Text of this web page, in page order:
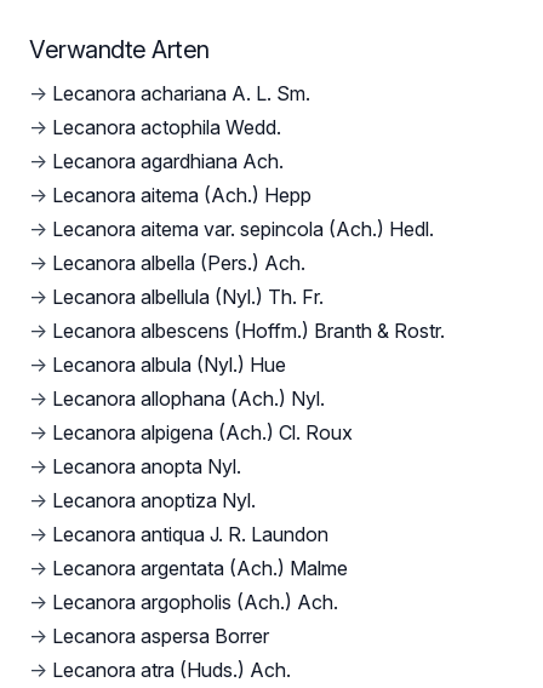
Verwandte Arten
→ Lecanora achariana A. L. Sm.
→ Lecanora actophila Wedd.
→ Lecanora agardhiana Ach.
→ Lecanora aitema (Ach.) Hepp
→ Lecanora aitema var. sepincola (Ach.) Hedl.
→ Lecanora albella (Pers.) Ach.
→ Lecanora albellula (Nyl.) Th. Fr.
→ Lecanora albescens (Hoffm.) Branth & Rostr.
→ Lecanora albula (Nyl.) Hue
→ Lecanora allophana (Ach.) Nyl.
→ Lecanora alpigena (Ach.) Cl. Roux
→ Lecanora anopta Nyl.
→ Lecanora anoptiza Nyl.
→ Lecanora antiqua J. R. Laundon
→ Lecanora argentata (Ach.) Malme
→ Lecanora argopholis (Ach.) Ach.
→ Lecanora aspersa Borrer
→ Lecanora atra (Huds.) Ach.